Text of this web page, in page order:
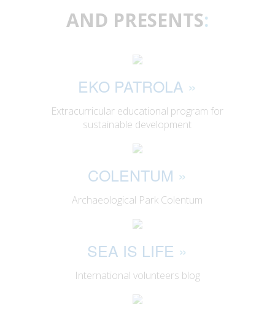
AND PRESENTS:
EKO PATROLA »
Extracurricular educational program for
sustainable development
COLENTUM »
Archaeological Park Colentum
SEA IS LIFE »
International volunteers blog